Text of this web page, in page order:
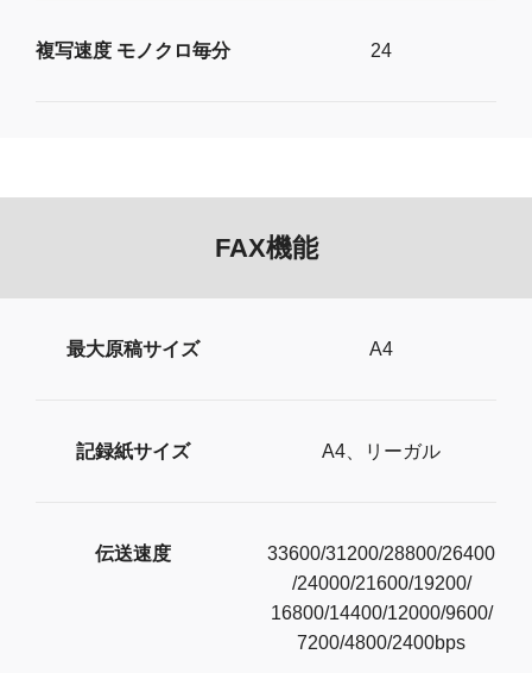
複写速度 モノクロ毎分 24
FAX機能
最大原稿サイズ A4
記録紙サイズ A4、リーガル
伝送速度
33600/31200/28800/26400
/24000/21600/19200/
16800/14400/12000/9600/
7200/4800/2400bps